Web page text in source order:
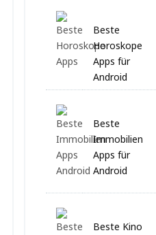
Beste
Horoskope
Apps für
Android
Beste
Immobilien
Apps für
Android
Beste Kino